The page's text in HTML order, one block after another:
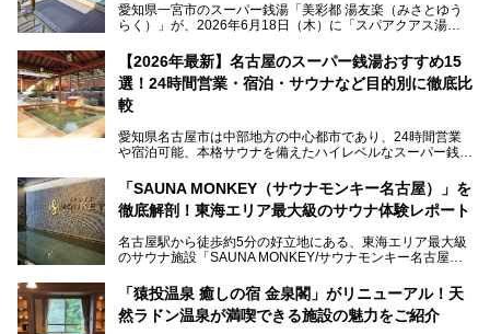
愛知県一宮市のスーパー銭湯「美彩都 湯友楽（みさとゆう
らく）」が、2026年6月18日（木）に「スパアクアス湯友
この地で30年にわたり愛され続けてきた施設だからこそ、
地元住民をはじめオープンを待ちわびている人も多いのでは
ないでしょうか。
老朽化した設備の補修を機に、2年前からじっくり構想を練
ってきたというだけあって、館内の充実度は想像以上。
以前の4倍に拡張したという露天エリアや10の浴槽、40人収
容の巨大なスタジアムサウナに、岩盤浴やリラクゼーション
までまるごと楽しめる施設に生まれ変わりました。
今回は、全面リニューアルして新しくなった「スパアクアス
【2026年最新】名古屋のスーパー銭湯おすすめ15
選！24時間営業・宿泊・サウナなど目的別に徹底比
較
愛知県名古屋市は中部地方の中心都市であり、24時間営業
や宿泊可能、本格サウナを備えたハイレベルなスーパー銭湯
そのため、「日々の仕事の疲れを心身ともにリセットした
い」「休日に時間を忘れて1日中ダラダラ過ごしたい」「コ
くある点が魅力です！
お好みの温泉施設を見つけて楽しんでくださいね。
「SAUNA MONKEY（サウナモンキー名古屋）」を
徹底解剖！東海エリア最大級のサウナ体験レポート
名古屋駅から徒歩約5分の好立地にある、東海エリア最大級
のサウナ施設「SAUNA MONKEY/サウナモンキー名古屋」
「名古屋駅周辺ってサウナが少ないよね」という声をよく耳
にするだけあり、アクセスの良さにも胸が高鳴ります。
今回は普段は男性専用となっているパブリックサウナが、女
「猿投温泉 癒しの宿 金泉閣」がリニューアル！天
然ラドン温泉が満喫できる施設の魅力をご紹介